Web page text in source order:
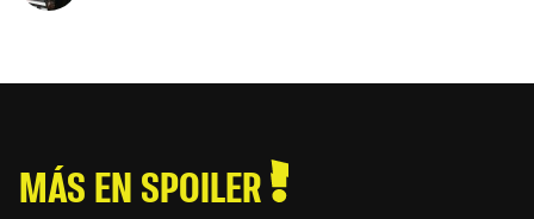
MÁS EN SPOILER